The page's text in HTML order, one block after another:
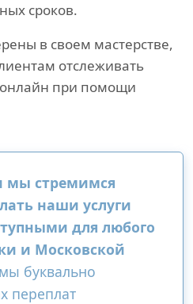
сроков.
в своем мастерстве,
отслеживать
при помощи
мы стремимся
наши услуги
для любого
и Московской
буквально
переплат